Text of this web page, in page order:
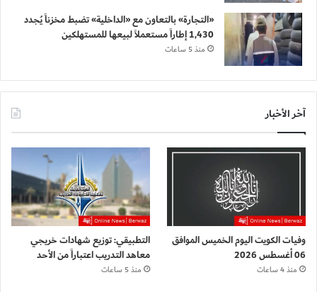
«التجارة» بالتعاون مع «الداخلية» تضبط مخزناً يُجدد
1,430 إطاراً مستعملاً لبيعها للمستهلكين
منذ 5 ساعات
آخر الأخبار
وفيات الكويت اليوم الخميس الموافق
06 أغسطس 2026
منذ 4 ساعات
التطبيقي: توزيع شهادات خريجي
معاهد التدريب اعتباراً من الأحد
منذ 5 ساعات